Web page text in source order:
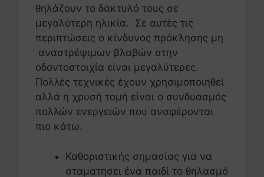
θηλάζουν το δάκτυλό τους σε
μεγαλύτερη ηλικία. Σε αυτές τις
περιπτώσεις ο κίνδυνος πρόκλησης μη
αναστρέψιμων βλαβών στην
οδοντοστοιχία είναι μεγαλύτερες.
Πολλές τεχνικές έχουν χρησιμοποιηθεί
αλλά η χρυσή τομή είναι ο συνδυασμός
πολλών ενεργειών που αναφέρονται
πιο κάτω.
Καθοριστικής σημασίας για να
σταματήσει ένα παιδί το θηλασμό